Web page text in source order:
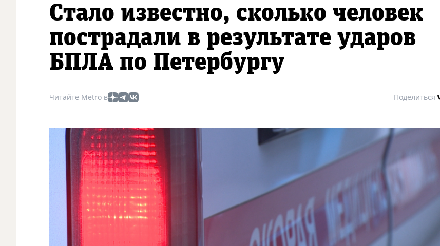
Стало известно, сколько человек
пострадали в результате ударов
БПЛА по Петербургу
Читайте Metro в Поделиться